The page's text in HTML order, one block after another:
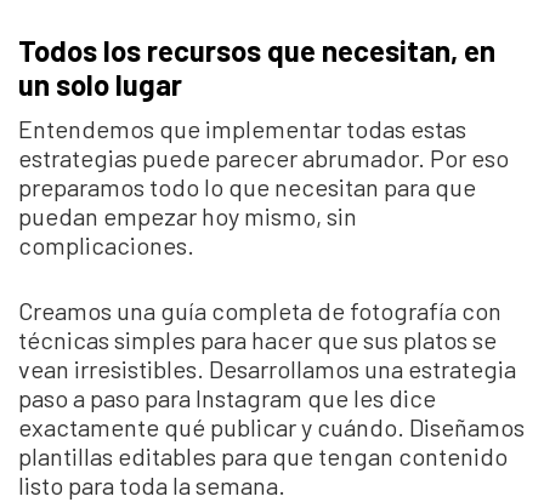
Todos los recursos que necesitan, en
un solo lugar
Entendemos que implementar todas estas
estrategias puede parecer abrumador. Por eso
preparamos todo lo que necesitan para que
puedan empezar hoy mismo, sin
complicaciones.
Creamos una guía completa de fotografía con
técnicas simples para hacer que sus platos se
vean irresistibles. Desarrollamos una estrategia
paso a paso para Instagram que les dice
exactamente qué publicar y cuándo. Diseñamos
plantillas editables para que tengan contenido
listo para toda la semana.